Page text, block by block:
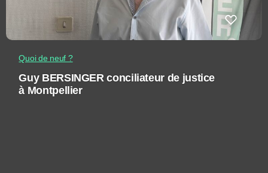
Quoi de neuf ?
Guy BERSINGER conciliateur de justice
à Montpellier